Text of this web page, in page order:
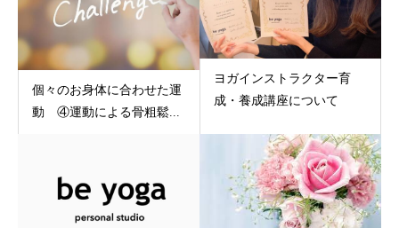
個々のお身体に合わせた運
動 ④運動による骨粗鬆...
ヨガインストラクター育
成・養成講座について